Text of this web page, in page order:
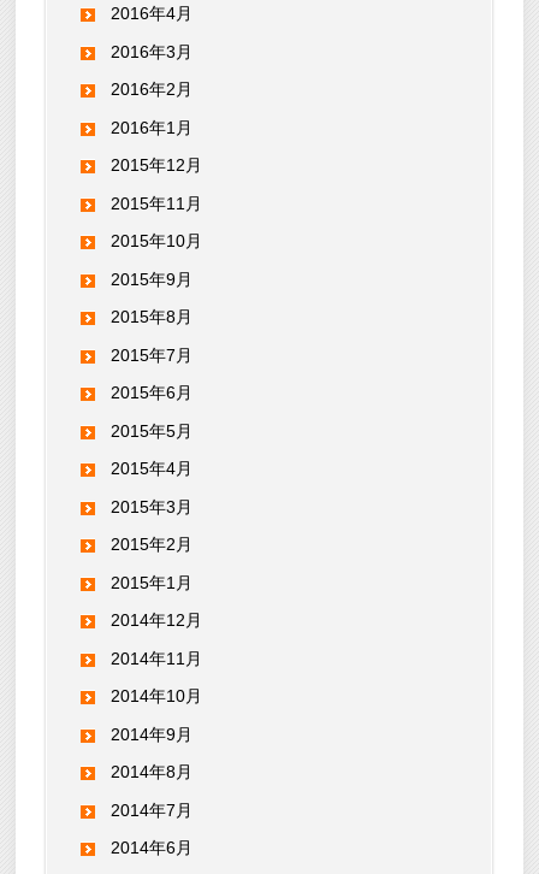
2016年4月
2016年3月
2016年2月
2016年1月
2015年12月
2015年11月
2015年10月
2015年9月
2015年8月
2015年7月
2015年6月
2015年5月
2015年4月
2015年3月
2015年2月
2015年1月
2014年12月
2014年11月
2014年10月
2014年9月
2014年8月
2014年7月
2014年6月